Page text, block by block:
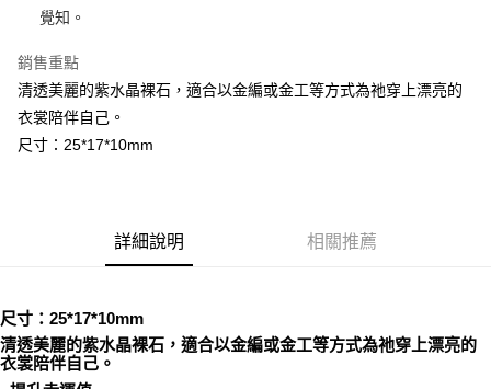
悠遊付
ATM付款
全家取貨付款
每筆NT$80，滿NT$3,000(含以上)免運費
每筆NT$80，滿NT$3,000(含以上)免運費
郵局幫你送（離島）
每筆NT$80，滿NT$3,000(含以上)免運費
覺知。
銷售重點
清透美麗的紫水晶裸石，適合以金編或金工等方式為祂穿上漂亮的
衣裳陪伴自己。
尺寸：25*17*10mm
詳細說明 相關推薦
尺寸：25*17*10mm
清透美麗的紫水晶裸石，適合以金編或金工等方式為祂穿上漂亮的
衣裳陪伴自己。